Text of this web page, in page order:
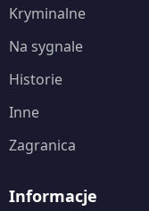
Kryminalne
Na sygnale
Historie
Inne
Zagranica
Informacje